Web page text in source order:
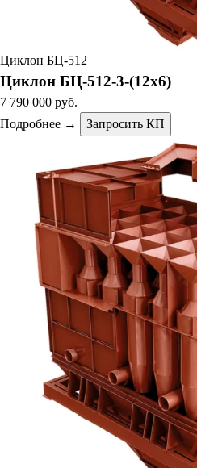
Циклон БЦ-512
Циклон БЦ-512-3-(12х6)
7 790 000 руб.
Подробнее →
Запросить КП